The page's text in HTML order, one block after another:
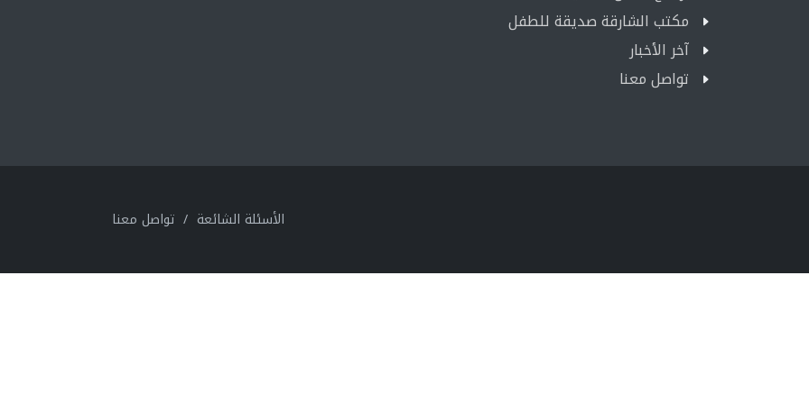
مكتب الشارقة صديقة للطفل
آخر الأخبار
تواصل معنا
الأسئلة الشائعة / تواصل معنا